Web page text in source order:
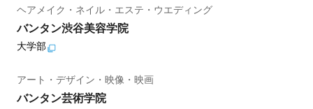
ヘアメイク・ネイル・エステ・ウエディング
バンタン渋谷美容学院
大学部
アート・デザイン・映像・映画
バンタン芸術学院